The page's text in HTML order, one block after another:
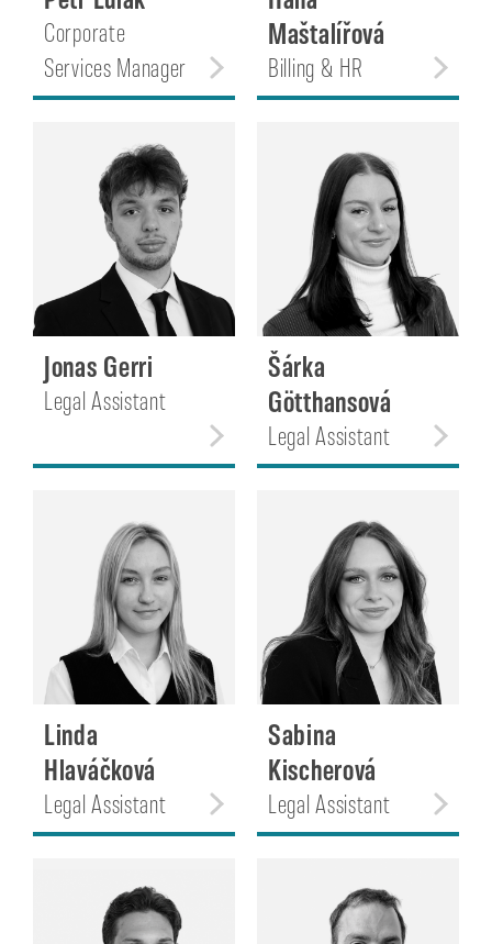
Corporate
Services Manager
Maštalířová
Billing & HR
Jonas Gerri
Legal Assistant
Šárka
Götthansová
Legal Assistant
Linda
Hlaváčková
Legal Assistant
Sabina
Kischerová
Legal Assistant